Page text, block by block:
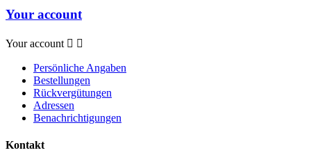
Your account
Your account  
Persönliche Angaben
Bestellungen
Rückvergütungen
Adressen
Benachrichtigungen
Kontakt